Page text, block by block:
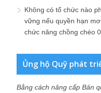
Không có tổ chức nào
vững nếu quyền hạn
chức năng chồng chéo
Ủng hộ Quỹ phát
Bằng cách nâng cấp Bản